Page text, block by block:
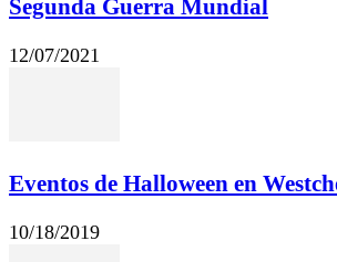
Segunda Guerra Mundial
12/07/2021
Eventos de Halloween en
10/18/2019